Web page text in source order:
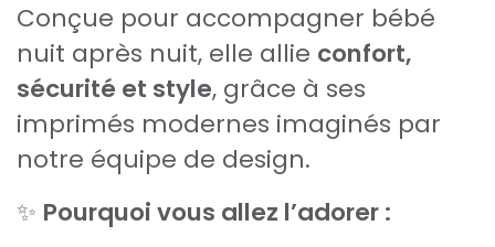
Conçue pour accompagner bébé
nuit après nuit, elle allie confort,
sécurité et style, grâce à ses
imprimés modernes imaginés par
notre équipe de design.
✨ Pourquoi vous allez l’adorer :